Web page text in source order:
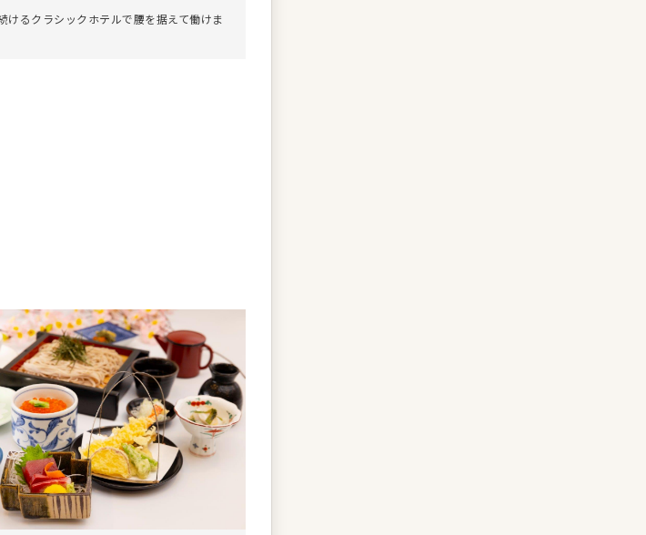
けるクラシックホテルで腰を据えて働けま